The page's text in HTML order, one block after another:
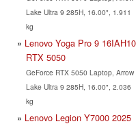
Lake Ultra 9 285H, 16.00", 1.911
kg
Lenovo Yoga Pro 9 16IAH10
RTX 5050
GeForce RTX 5050 Laptop, Arrow
Lake Ultra 9 285H, 16.00", 2.036
kg
Lenovo Legion Y7000 2025